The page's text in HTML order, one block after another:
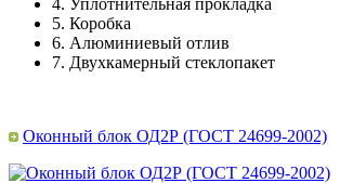
4. Уплотнительная прокладка
5. Коробка
6. Алюминиевый отлив
7. Двухкамерный стеклопакет
Оконный блок ОД2Р (ГОСТ 24699-2002)